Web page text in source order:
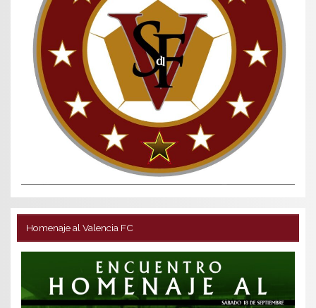
Homenaje al Valencia FC